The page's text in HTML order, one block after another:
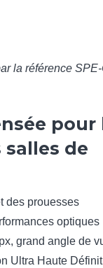
la référence
pour
de
des prouesses
optiques
grand angle de
Ultra Haute